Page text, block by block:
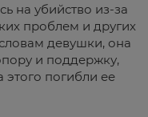
на убийство из-за
проблем и других
девушки, она
и поддержку,
этого погибли ее